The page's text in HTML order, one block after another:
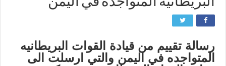
رسالة تقييم من قيادة القوات البريطانيه
المتواجده في اليمن والتي ارسلت الى